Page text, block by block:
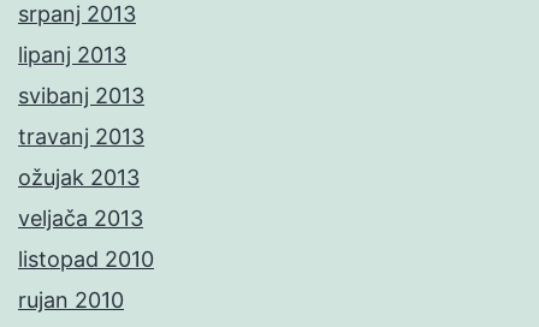
srpanj 2013
lipanj 2013
svibanj 2013
travanj 2013
ožujak 2013
veljača 2013
listopad 2010
rujan 2010